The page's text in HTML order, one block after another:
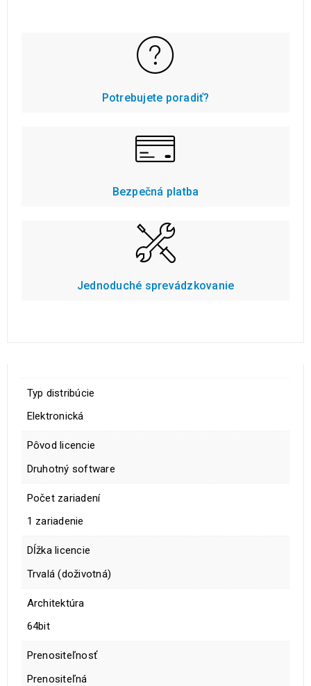
Potrebujete poradiť?
Bezpečná platba
Jednoduché sprevádzkovanie
Typ distribúcie
Elektronická
Pôvod licencie
Druhotný software
Počet zariadení
1 zariadenie
Dĺžka licencie
Trvalá (doživotná)
Architektúra
64bit
Prenositeľnosť
Prenositeľná